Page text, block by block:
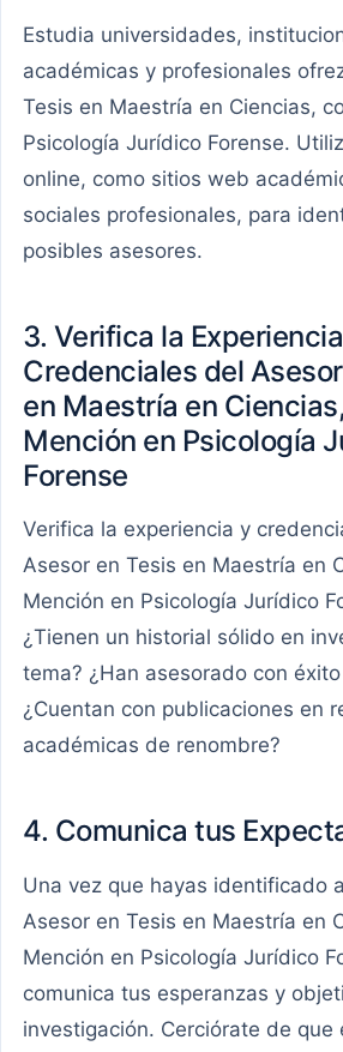
Estudia universidades,
académicas y profesionales
Tesis en Maestría en Ciencias,
Psicología Jurídico Forense.
online, como sitios web
sociales profesionales, para
posibles asesores.
3. Verifica la
Credenciales del
en Maestría en
Mención en Psicología
Forense
Verifica la experiencia y
Asesor en Tesis en Maestría en
Mención en Psicología Jurídico
¿Tienen un historial sólido en
tema? ¿Han asesorado con
¿Cuentan con publicaciones en
académicas de renombre?
4. Comunica tus
Una vez que hayas identificado
Asesor en Tesis en Maestría en
Mención en Psicología Jurídico
comunica tus esperanzas y
investigación. Cerciórate de que